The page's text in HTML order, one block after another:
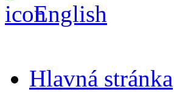
English
Hlavná stránka